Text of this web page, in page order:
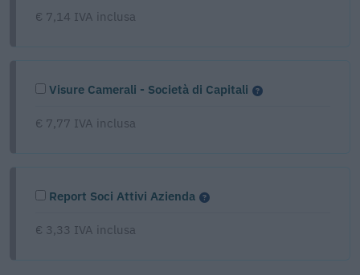
€ 7,14 IVA inclusa
Visure Camerali - Società di Capitali
€ 7,77 IVA inclusa
Report Soci Attivi Azienda
€ 3,33 IVA inclusa